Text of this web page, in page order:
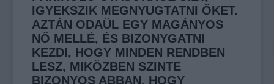
IGYEKSZIK MEGNYUGTATNI ŐKET.
AZTÁN ODAÜL EGY MAGÁNYOS
NŐ MELLÉ, ÉS BIZONYGATNI
KEZDI, HOGY MINDEN RENDBEN
LESZ, MIKÖZBEN SZINTE
BIZONYOS ABBAN, HOGY